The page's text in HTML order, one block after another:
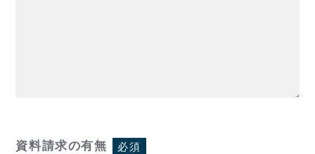
資料請求の有無 必須